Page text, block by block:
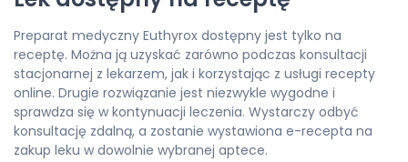
Preparat medyczny Euthyrox dostępny jest tylko na
receptę. Można ją uzyskać zarówno podczas konsultacji
stacjonarnej z lekarzem, jak i korzystając z usługi recepty
online. Drugie rozwiązanie jest niezwykle wygodne i
sprawdza się w kontynuacji leczenia. Wystarczy odbyć
konsultację zdalną, a zostanie wystawiona e-recepta na
zakup leku w dowolnie wybranej aptece.